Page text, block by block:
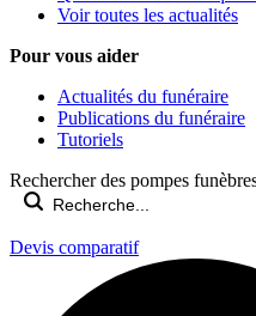
Voir toutes les actualités
Pour vous aider
Actualités du funéraire
Publications du funéraire
Tutoriels
Rechercher des pompes
Devis comparatif